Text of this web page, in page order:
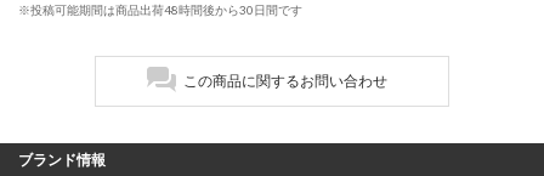
※投稿可能期間は商品出荷48時間後から30日間です
この商品に関するお問い合わせ
ブランド情報